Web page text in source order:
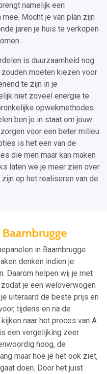
namelijk een
Mocht je van plan zijn
jaren je huis te verkopen
is duurzaamheid nog
moeten kiezen voor
te zijn in je
niet zoveel energie te
opwekmethodes.
ben je in staat om jouw
voor een beter milieu
is het een van de
die men maar kan maken
laten we je meer zien over
op het realiseren van de
in Baambrugge
denken indien je
Daarom helpen wij je met
je een weloverwogen
uiteraard de beste prijs en
tijdens en na de
naar het proces van A
een vergelijking zeer
hoog, de
maar hoe je het ook ziet,
doen. Door het juist